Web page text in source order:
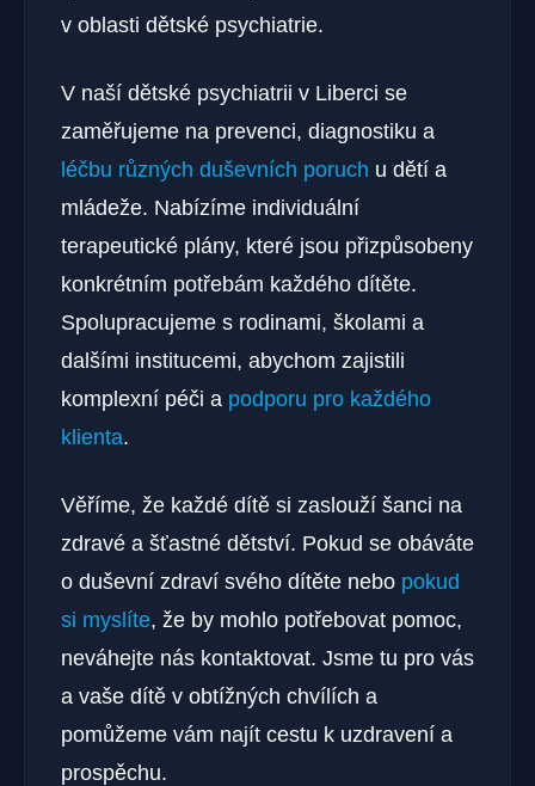
v oblasti dětské psychiatrie.
V naší dětské psychiatrii v Liberci se
zaměřujeme na prevenci, diagnostiku a
léčbu různých duševních poruch u dětí a
mládeže. Nabízíme individuální
terapeutické plány, které jsou přizpůsobeny
konkrétním potřebám každého dítěte.
Spolupracujeme s rodinami, školami a
dalšími institucemi, abychom zajistili
komplexní péči a podporu pro každého
klienta.
Věříme, že každé dítě si zaslouží šanci na
zdravé a šťastné dětství. Pokud se obáváte
o duševní zdraví svého dítěte nebo pokud
si myslíte, že by mohlo potřebovat pomoc,
neváhejte nás kontaktovat. Jsme tu pro vás
a vaše dítě v obtížných chvílích a
pomůžeme vám najít cestu k uzdravení a
prospěchu.